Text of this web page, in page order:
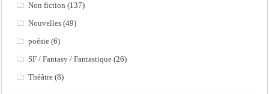
Non fiction (137)
Nouvelles (49)
poésie (6)
SF / Fantasy / Fantastique (26)
Théâtre (8)